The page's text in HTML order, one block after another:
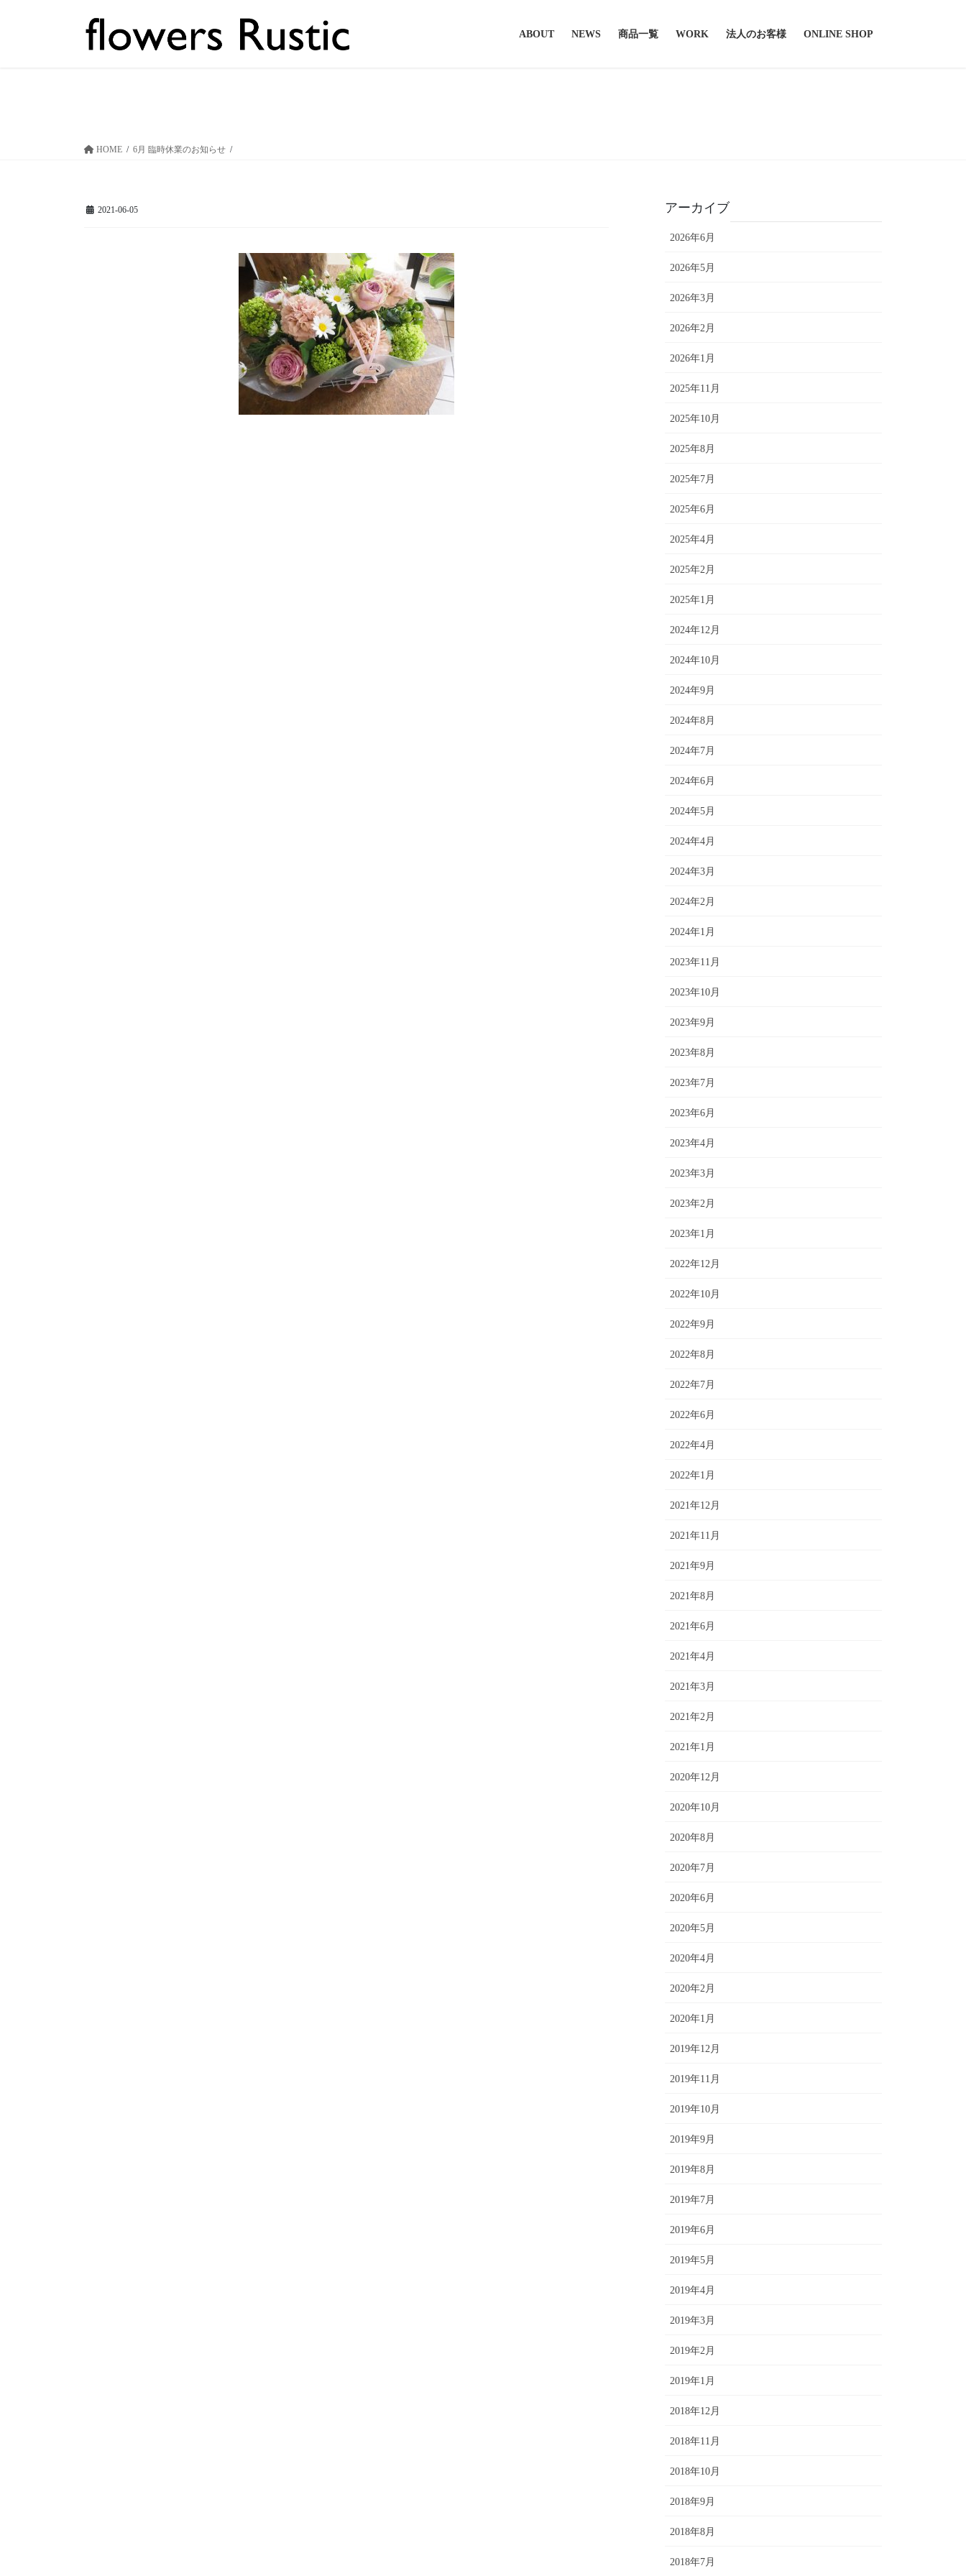
ABOUT NEWS 商品一覧 WORK 法人のお客様 ONLINE SHOP
HOME 6月 臨時休業のお知らせ
2021-06-05 アーカイブ
2026年6月
2026年5月
2026年3月
2026年2月
2026年1月
2025年11月
2025年10月
2025年8月
2025年7月
2025年6月
2025年4月
2025年2月
2025年1月
2024年12月
2024年10月
2024年9月
2024年8月
2024年7月
2024年6月
2024年5月
2024年4月
2024年3月
2024年2月
2024年1月
2023年11月
2023年10月
2023年9月
2023年8月
2023年7月
2023年6月
2023年4月
2023年3月
2023年2月
2023年1月
2022年12月
2022年10月
2022年9月
2022年8月
2022年7月
2022年6月
2022年4月
2022年1月
2021年12月
2021年11月
2021年9月
2021年8月
2021年6月
2021年4月
2021年3月
2021年2月
2021年1月
2020年12月
2020年10月
2020年8月
2020年7月
2020年6月
2020年5月
2020年4月
2020年2月
2020年1月
2019年12月
2019年11月
2019年10月
2019年9月
2019年8月
2019年7月
2019年6月
2019年5月
2019年4月
2019年3月
2019年2月
2019年1月
2018年12月
2018年11月
2018年10月
2018年9月
2018年8月
2018年7月